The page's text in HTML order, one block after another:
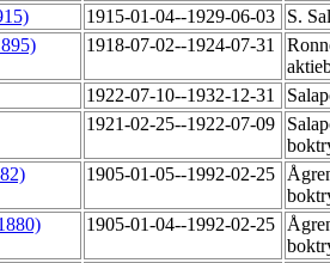
1915-01-04--1929-06-03
S.
1918-07-02--1924-07-31
1922-07-10--1932-12-31
1921-02-25--1922-07-09
1905-01-05--1992-02-25
1905-01-04--1992-02-25